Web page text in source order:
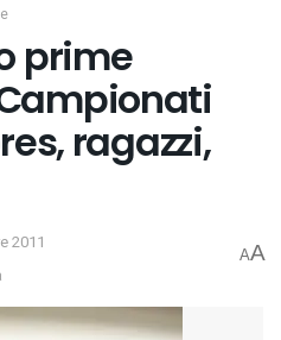
prime
ragazzi,
2011
AA